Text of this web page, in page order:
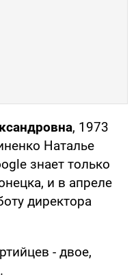
, 1973
Наталье
знает только
и в апреле
директора
- двое,